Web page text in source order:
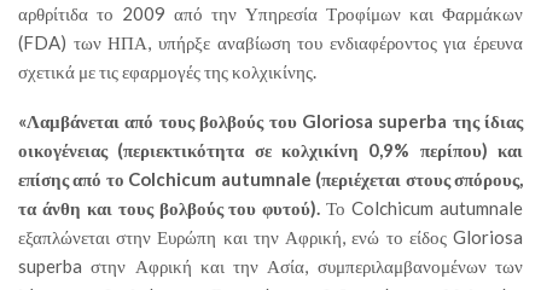
αρθρίτιδα το 2009 από την Υπηρεσία Τροφίμων και Φαρμάκων
(FDA) των ΗΠΑ, υπήρξε αναβίωση του ενδιαφέροντος για έρευνα
σχετικά με τις εφαρμογές της κολχικίνης.
«Λαμβάνεται από τους βολβούς του Gloriosa superba της ίδιας
οικογένειας (περιεκτικότητα σε κολχικίνη 0,9% περίπου) και
επίσης από το Colchicum autumnale (περιέχεται στους σπόρους,
τα άνθη και τους βολβούς του φυτού). Το Colchicum autumnale
εξαπλώνεται στην Ευρώπη και την Αφρική, ενώ το είδος Gloriosa
superba στην Αφρική και την Ασία, συμπεριλαμβανομένων των